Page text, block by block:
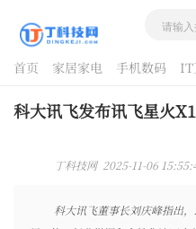
首页 家居家电 手机数码 IT
酷品评测
科大讯飞发布讯飞星火
丁科技网 2025-11-06
科大讯飞董事长刘庆峰指出